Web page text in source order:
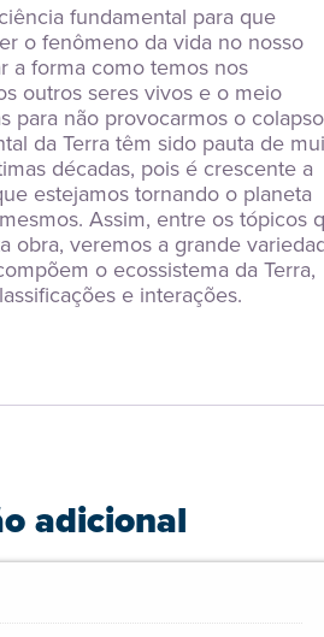
fundamental para que
o fenômeno da vida no nosso
a forma como temos nos
outros seres vivos e o meio
para não provocarmos o
da Terra têm sido pauta de
décadas, pois é crescente a
estejamos tornando o planeta
Assim, entre os tópicos
obra, veremos a grande
o ecossistema da Terra,
e interações.
adicional